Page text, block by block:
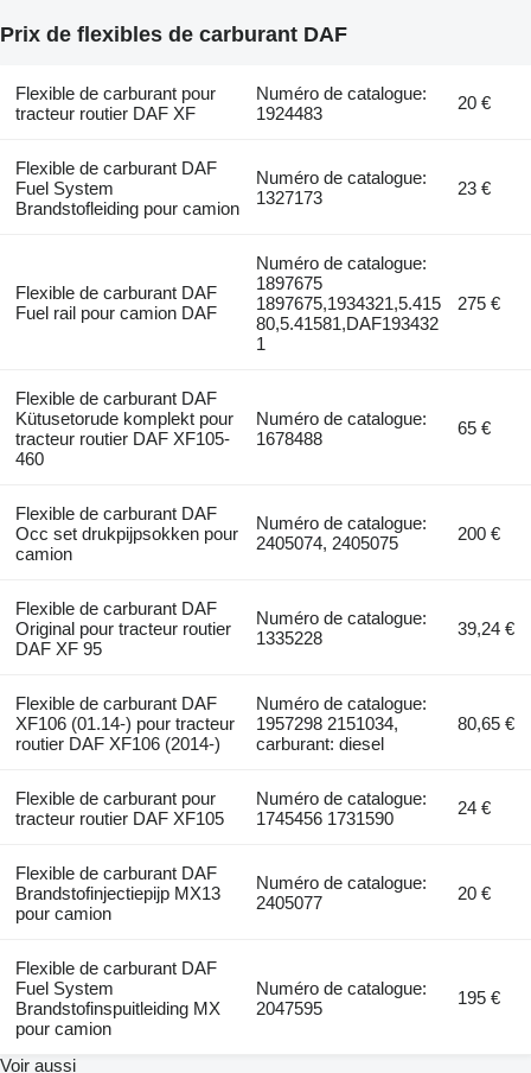
Prix de flexibles de carburant DAF
Flexible de carburant pour
tracteur routier DAF XF
Numéro de catalogue:
1924483
20 €
Flexible de carburant DAF
Fuel System
Brandstofleiding pour camion
Numéro de catalogue:
1327173
23 €
Flexible de carburant DAF
Fuel rail pour camion DAF
Numéro de catalogue:
1897675
1897675,1934321,5.415
80,5.41581,DAF193432
1
275 €
Flexible de carburant DAF
Kütusetorude komplekt pour
tracteur routier DAF XF105-
460
Numéro de catalogue:
1678488
65 €
Flexible de carburant DAF
Occ set drukpijpsokken pour
camion
Numéro de catalogue:
2405074, 2405075
200 €
Flexible de carburant DAF
Original pour tracteur routier
DAF XF 95
Numéro de catalogue:
1335228
39,24 €
Flexible de carburant DAF
XF106 (01.14-) pour tracteur
routier DAF XF106 (2014-)
Numéro de catalogue:
1957298 2151034,
carburant: diesel
80,65 €
Flexible de carburant pour
tracteur routier DAF XF105
Numéro de catalogue:
1745456 1731590
24 €
Flexible de carburant DAF
Brandstofinjectiepijp MX13
pour camion
Numéro de catalogue:
2405077
20 €
Flexible de carburant DAF
Fuel System
Brandstofinspuitleiding MX
pour camion
Numéro de catalogue:
2047595
195 €
Voir aussi